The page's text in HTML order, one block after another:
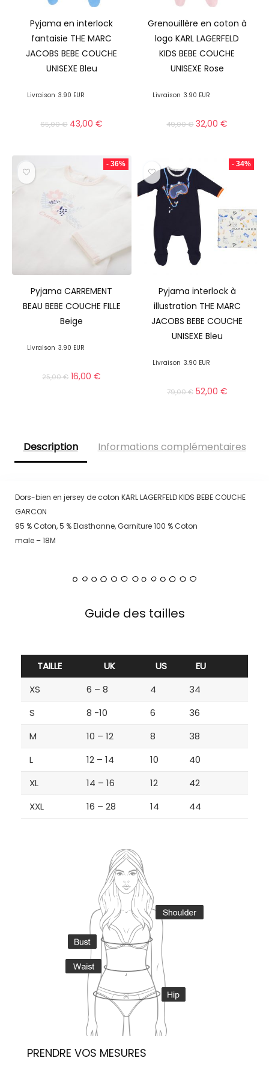
Pyjama en interlock
fantaisie THE MARC
JACOBS BEBE COUCHE
UNISEXE Bleu
Livraison 3.90 EUR
65,00€ 43,00€
Grenouillère en coton à
logo KARL LAGERFELD
KIDS BEBE COUCHE
UNISEXE Rose
Livraison 3.90 EUR
49,00€ 32,00€
- 36%
Pyjama CARREMENT
BEAU BEBE COUCHE FILLE
Beige
Livraison 3.90 EUR
25,00€ 16,00€
- 34%
Pyjama interlock à
illustration THE MARC
JACOBS BEBE COUCHE
UNISEXE Bleu
Livraison 3.90 EUR
79,00€ 52,00 €
Description Informations complémentaires
Dors-bien en jersey de coton KARL LAGERFELD KIDS BEBE COUCHE
GARCON
95 % Coton, 5 % Elasthanne, Garniture 100 % Coton
male – 18M
Guide des tailles
TAILLE UK US
EU
XS
6 – 8 4
34
S
8 -10 6
36
M
10 – 12 8
38
L
12 – 14 10
40
XL
14 – 16 12
42
XXL
16 – 28 14 44
PRENDRE VOS MESURES